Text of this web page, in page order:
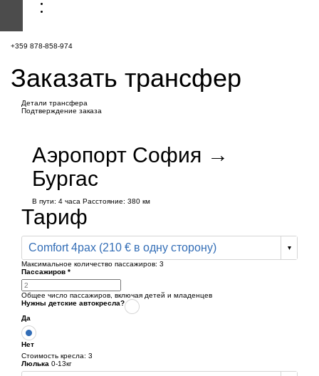
+359 878-858-974
Заказать трансфер
Детали трансфера
Подтверждение заказа
Аэропорт София →
Бургас
В пути: 4 часа Расстояние: 380 км
Тариф
Comfort 4pax (210 € в одну сторону)
Максимальное количество пассажиров: 3
Пассажиров *
Общее число пассажиров, включая детей и младенцев
Нужны детские автокресла?
Да
Нет
Стоимость кресла: 3
Люлька 0-13кг